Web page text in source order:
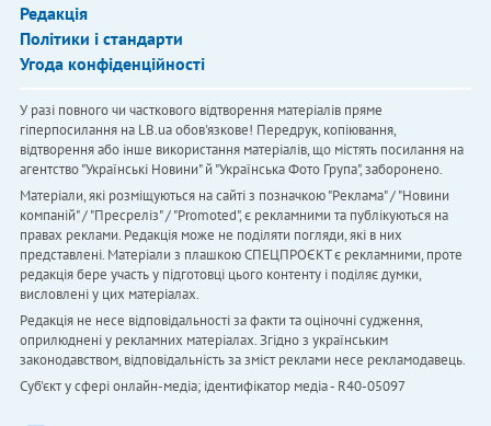
Редакція
Політики і стандарти
Угода конфіденційності
У разі повного чи часткового відтворення матеріалів пряме
гіперпосилання на LB.ua обов'язкове! Передрук, копіювання,
відтворення або інше використання матеріалів, що містять посилання на
агентство "Українськi Новини" й "Українська Фото Група", заборонено.
Матеріали, які розміщуються на сайті з позначкою "Реклама" / "Новини
компаній" / "Пресреліз" / "Promoted", є рекламними та публікуються на
правах реклами. Редакція може не поділяти погляди, які в них
представлені. Матеріали з плашкою СПЕЦПРОЄКТ є рекламними, проте
редакція бере участь у підготовці цього контенту і поділяє думки,
висловлені у цих матеріалах.
Редакція не несе відповідальності за факти та оціночні судження,
оприлюднені у рекламних матеріалах. Згідно з українським
законодавством, відповідальність за зміст реклами несе рекламодавець.
Cуб'єкт у сфері онлайн-медіа; ідентифікатор медіа - R40-05097